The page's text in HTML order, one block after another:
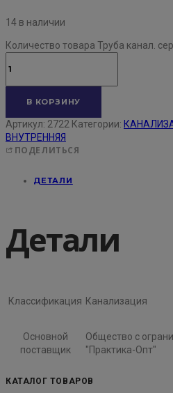
14 в наличии
Количество товара Труба канал.
В КОРЗИНУ
Артикул: 2722 Категории:
ВНУТРЕННЯЯ
ПОДЕЛИТЬСЯ
ДЕТАЛИ
Детали
Классификация Канализация
Основной
поставщик
Общество с
"Практика-Опт"
КАТАЛОГ ТОВАРОВ